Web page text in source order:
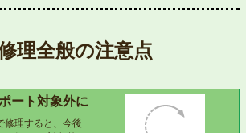
理全般の注意点
ート対象外に
修理すると、今後